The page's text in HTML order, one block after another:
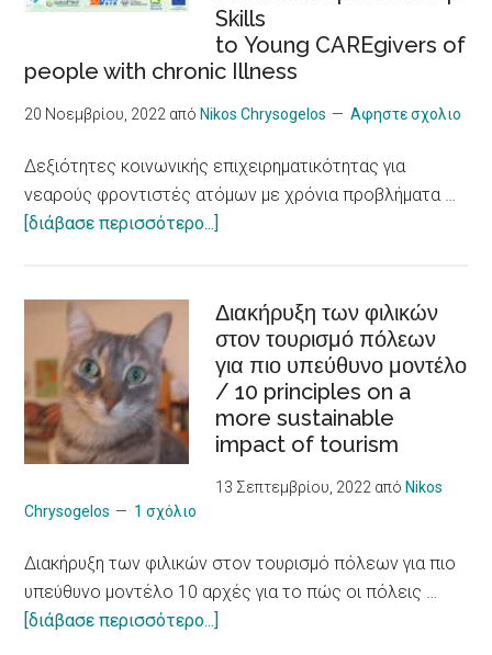
tourism,
inclusiveness,
integration,
social
Skills
to Young CAREgivers of
people with chronic Illness
20 Νοεμβρίου, 2022 από Nikos Chrysogelos Αφηστε σχολιο
Δεξιότητες κοινωνικής επιχειρηματικότητας για
νεαρούς φροντιστές ατόμων με χρόνια προβλήματα …
[διάβασε περισσότερο...]
επιχειρηματικότητας
για
νεαρούς
φροντιστές
ατόμων
με
χρόνια
/
Social
Διακήρυξη των φιλικών
στον τουρισμό πόλεων
για πιο υπεύθυνο μοντέλο
/ 10 principles on a
more sustainable
impact of tourism
13 Σεπτεμβρίου, 2022 από Nikos
Chrysogelos
1 σχόλιο
Διακήρυξη των φιλικών στον τουρισμό πόλεων για πιο
υπεύθυνο μοντέλο 10 αρχές για το πώς οι πόλεις …
[διάβασε περισσότερο...]